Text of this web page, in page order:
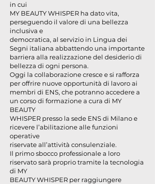
in cui
MY BEAUTY WHISPER ha dato vita,
perseguendo il valore di una bellezza
inclusiva e
democratica, al servizio in Lingua dei
Segni italiana abbattendo una importante
barriera alla realizzazione del desiderio di
bellezza di ogni persona.
Oggi la collaborazione cresce e si rafforza
per offrire nuove opportunità di lavoro ai
membri di ENS, che potranno accedere a
un corso di formazione a cura di MY
BEAUTY
WHISPER presso la sede ENS di Milano e
ricevere l’abilitazione alle funzioni
operative
riservate all’attività consulenziale.
Il primo sbocco professionale a loro
riservato sarà proprio tramite la tecnologia
di MY
BEAUTY WHISPER per raggiungere